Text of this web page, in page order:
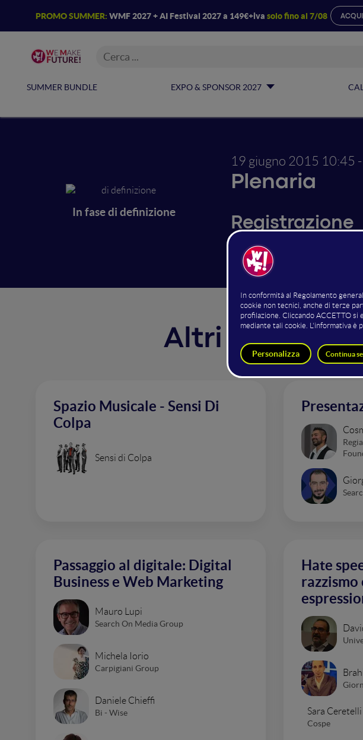
PROMO SUMMER: WMF 2027 + AI Festival 2027 a 149€+iva solo fino al 7/08
SUMMER BUNDLE EXPO & SPONSOR 2027
In fase di definizione
19 giugno 2015 10:45
Plenaria
Registrazione
Altri
Spazio Musicale - Sensi Di
Colpa
Sensi di Colpa
Passaggio al digitale: Digital
Business e Web Marketing
Mauro Lupi
Search On Media Group
Michela Iorio
Carpigiani Group
Daniele Chieffi
Bi - Wise
Hate
Sara Ceretelli
Cospe